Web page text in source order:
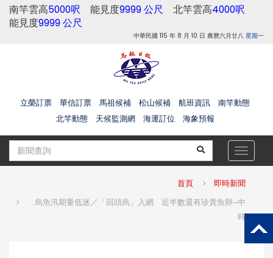
南竿雲高5000呎 能見度9999 公尺 北竿雲高4000呎
能見度9999 公尺
中華民國 115 年 8 月 10 日 農曆六月廿八 星期一
立榮訂票 華信訂票 馬祖候補 松山候補 航班資訊
南竿動態
北竿動態
天候監測網 海運訂位 海象預報
Toggle
首頁 即時新聞
烏魚汛期量低迷／「回頭烏」入網 近半數還有珍貴魚卵--中
時